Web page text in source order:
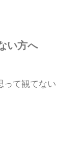
い方へ
って観てない